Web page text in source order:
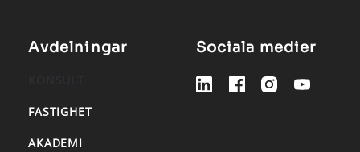
Avdelningar
FASTIGHET
AKADEMI
Sociala medier